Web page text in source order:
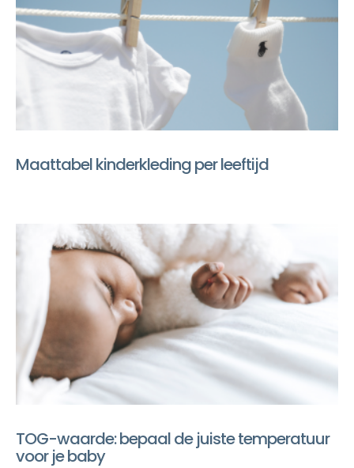
Maattabel kinderkleding per leeftijd
TOG-waarde: bepaal de juiste temperatuur
voor je baby